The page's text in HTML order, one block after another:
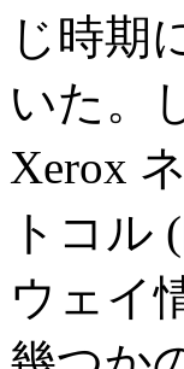
じ時期
いた。
Xerox
トコル (
ウェイ